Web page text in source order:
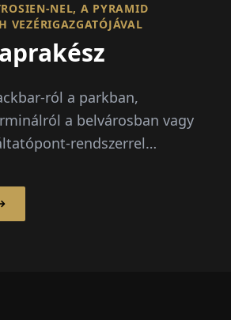
NEL, A PYRAMID
VEZÉRIGAZGATÓJÁVAL
ról a parkban,
a belvárosban vagy
rendszerrel